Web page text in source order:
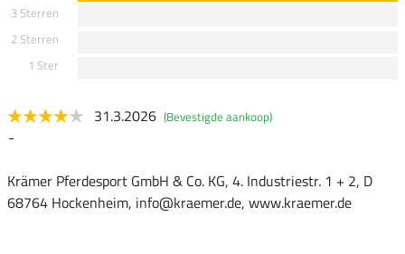
3 Sterren
2 Sterren
1 Ster
31.3.2026 (Bevestigde aankoop)
-
Krämer Pferdesport GmbH & Co. KG, 4. Industriestr. 1 + 2, D
68764 Hockenheim, info@kraemer.de, www.kraemer.de